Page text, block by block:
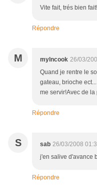
Vite fait, trés bien fait!
Répondre
M mylncook 26/03/
Quand je rentre le
gateau, brioche
me servir!Avec de
Répondre
S sab 26/03/2008
j'en salive d'avance
Répondre